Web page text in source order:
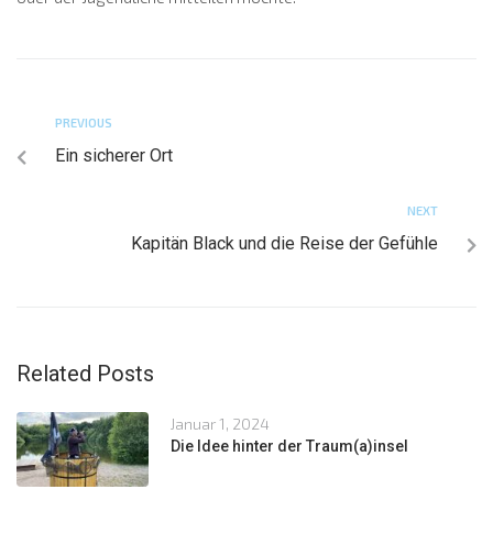
PREVIOUS
Ein sicherer Ort
NEXT
Kapitän Black und die Reise der Gefühle
Related Posts
Januar 1, 2024
Die Idee hinter der Traum(a)insel